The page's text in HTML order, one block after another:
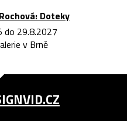
Doteky
do 29.8.2027
v Brně